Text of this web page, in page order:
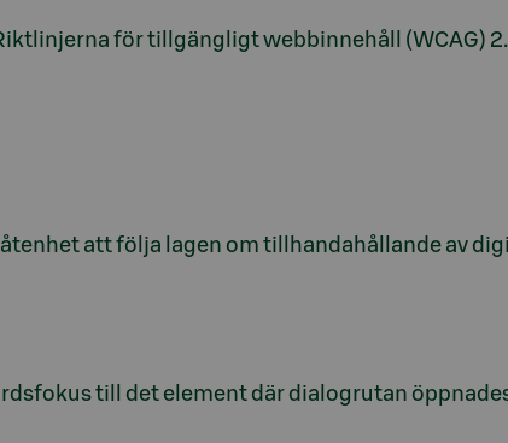
för tillgängligt webbinnehåll (WCAG)
att följa lagen om tillhandahållande av
till det element där dialogrutan